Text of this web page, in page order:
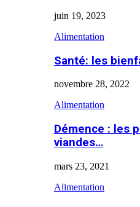
juin 19, 2023
Alimentation
Santé: les
novembre 28, 2022
Alimentation
Démence : les
viandes…
mars 23, 2021
Alimentation